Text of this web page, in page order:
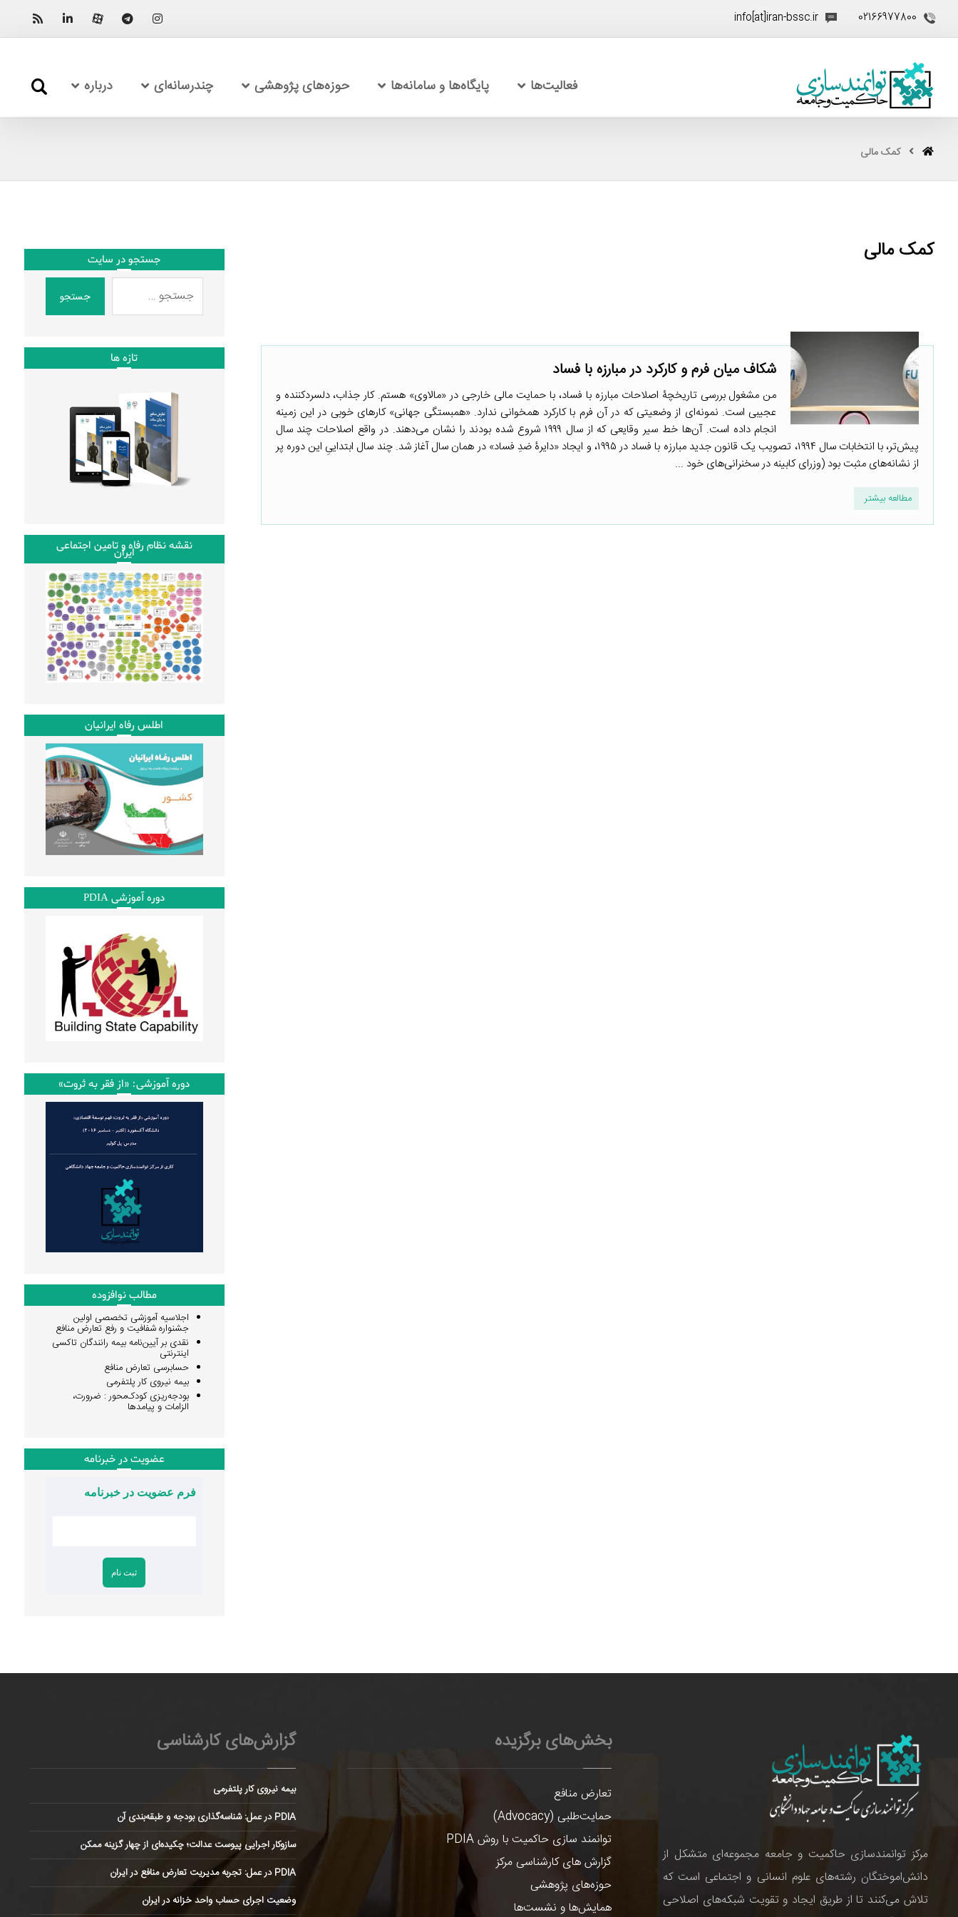
02166977800
info[at]iran-bssc.ir
فعالیت‌ها پایگاه‌ها و سامانه‌ها حوزه‌های پژوهشی چندرسانه‌ای درباره
کمک مالی
کمک مالی
شکاف میان فرم و کارکرد در مبارزه با فساد
من مشغول بررسی تاریخچۀ اصلاحات مبارزه با فساد، با حمایت مالی خارجی در «مالاوی» هستم. کار جذاب، دلسردکننده و
عجیبی است. نمونه‌ای از وضعیتی که در آن فرم با کارکرد همخوانی ندارد. «همبستگی جهانی» کارهای خوبی در این زمینه
انجام داده است. آن‌ها خط سیر وقایعی که از سال ۱۹۹۹ شروع شده بودند را نشان می‌دهند. در واقع اصلاحات چند سال
پیش‌تر، با انتخابات سال ۱۹۹۴، تصویب یک قانون جدید مبارزه با فساد در ۱۹۹۵، و ایجاد «دایرۀ ضدِ فساد» در همان سال آغاز شد. چند سال ابتداییِ این دوره پر
از نشانه‌های مثبت بود (وزرای کابینه در سخنرانی‌های خود ...
مطالعه بیشتر
جستجو در سایت
جستجو
تازه ها
نقشه نظام رفاه و تامین اجتماعی
ایران
اطلس رفاه ایرانیان
دوره آموزشی PDIA
دوره آموزشی: «از فقر به ثروت»
مطالب نوافزوده
اجلاسیه آموزشی تخصصی اولین
جشنواره شفافیت و رفع تعارض منافع
نقدی بر آیین‌نامه بیمه رانندگان تاکسی
اینترنتی
حسابرسی تعارض منافع
بیمه نیروی کار پلتفرمی
بودجه‌ریزی کودک‌محور : ضرورت،
الزامات و پیامدها
عضویت در خبرنامه
فرم عضویت در خبرنامه
مرکز توانمندسازی حاکمیت و جامعه مجموعه‌ای متشکل از
دانش‌اموختگان رشته‌های علوم انسانی و اجتماعی است که
تلاش می‌کنند تا از طریق ایجاد و تقویت شبکه‌های اصلاحی
بخش‌های برگزیده
تعارض منافع
حمایت‌طلبی (Advocacy)
توانمند سازی حاکمیت با روش PDIA
گزارش های کارشناسی مرکز
حوزه‌های پژوهشی
همایش‌ها و نشست‌ها
گزارش‌های کارشناسی
بیمه نیروی کار پلتفرمی
PDIA در عمل: شناسه‌گذاری بودجه و طبقه‌بندی آن
سازوکار اجرایی پیوست عدالت؛ چکیده‌ای از چهار گزینه ممکن
PDIA در عمل: تجربه مدیریت تعارض منافع در ایران
وضعیت اجرای حساب واحد خزانه در ایران